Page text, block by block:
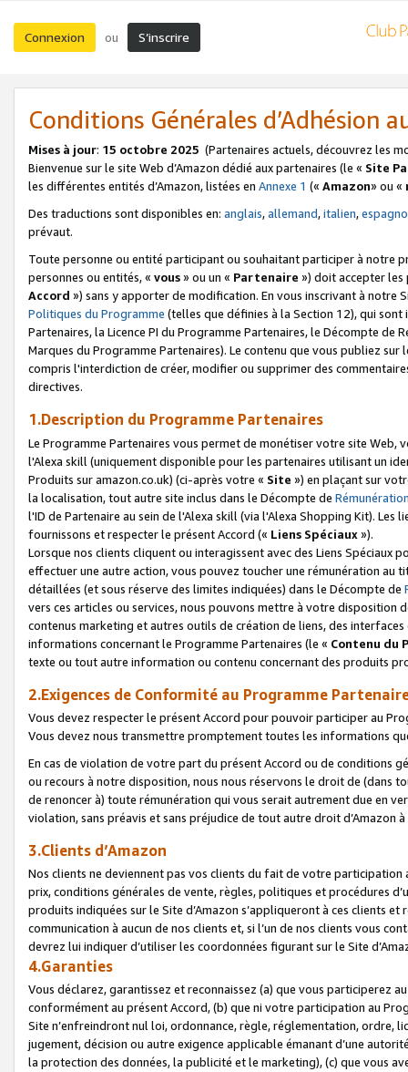
Connexion ou S’inscrire
Conditions Générales d’Adhésion
Mises à jour: 15 octobre 2025 (Partenaires actuels, découvrez les
Bienvenue sur le site Web d’Amazon dédié aux partenaires (le « Site
les différentes entités d’Amazon, listées en Annexe 1 (« Amazon» ou «
Des traductions sont disponibles en: anglais,allemand,italien,
prévaut.
Toute personne ou entité participant ou souhaitant participer à notre
personnes ou entités, « vous» ou un « Partenaire ») doit accepter les
Accord ») sans y apporter de modification. En vous inscrivant à notre
Politiques du Programme (telles que définies à la Section 12), qui
Partenaires, la Licence PI du Programme Partenaires, le Décompte de
Marques du Programme Partenaires). Le contenu que vous publiez
compris l'interdiction de créer, modifier ou supprimer des
directives.
1.Description du Programme Partenaires
Le Programme Partenaires vous permet de monétiser votre site Web,
l'Alexa skill (uniquement disponible pour les partenaires utilisant un
Produits sur amazon.co.uk) (ci-après votre « Site ») en plaçant sur
la localisation, tout autre site inclus dans le Décompte de
l'ID de Partenaire au sein de l'Alexa skill (via l'Alexa Shopping Kit).
fournissons et respecter le présent Accord (« Liens Spéciaux»).
Lorsque nos clients cliquent ou interagissent avec des Liens Spéciaux
effectuer une autre action, vous pouvez toucher une rémunération
détaillées (et sous réserve des limites indiquées) dans le Décompte de
vers ces articles ou services, nous pouvons mettre à votre disposition
contenus marketing et autres outils de création de liens, des
informations concernant le Programme Partenaires (le « Contenu du
texte ou tout autre information ou contenu concernant des produits
2.Exigences de Conformité au Programme
Vous devez respecter le présent Accord pour pouvoir participer au
Vous devez nous transmettre promptement toutes les informations
En cas de violation de votre part du présent Accord ou de conditions
ou recours à notre disposition, nous nous réservons le droit de (dans
de renoncer à) toute rémunération qui vous serait autrement due en
violation, sans préavis et sans préjudice de tout autre droit
3.Clients d’Amazon
Nos clients ne deviennent pas vos clients du fait de votre
prix, conditions générales de vente, règles, politiques et procédures
produits indiquées sur le Site d’Amazon s’appliqueront à ces clients
communication à aucun de nos clients et, si l’un de nos clients vous
devrez lui indiquer d’utiliser les coordonnées figurant sur le Site
4.Garanties
Vous déclarez, garantissez et reconnaissez (a) que vous participerez
conformément au présent Accord, (b) que ni votre participation au
Site n’enfreindront nul loi, ordonnance, règle, réglementation, ordre,
jugement, décision ou autre exigence applicable émanant d’une
la protection des données, la publicité et le marketing), (c) que vous